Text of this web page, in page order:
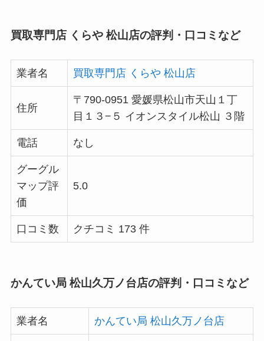
買取専門店 くらや 松山店の評判・口コミなど
業者名 買取専門店 くらや 松山店
住所
〒790-0951 愛媛県松山市天山１丁
目１３−５ イオンスタイル松山 ３階
電話 なし
グーグル
マップ評
価
5.0
口コミ数 クチコミ 173 件
かんてい局 松山久万ノ台店の評判・口コミなど
業者名 かんてい局 松山久万ノ台店